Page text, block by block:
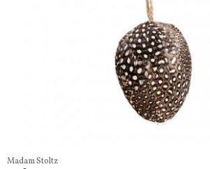
Madam Stoltz